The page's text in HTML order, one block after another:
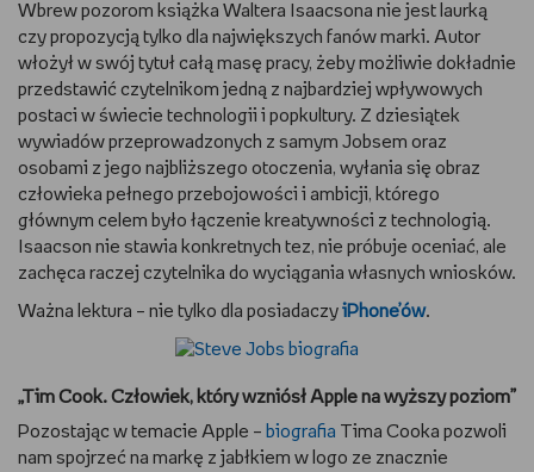
Wbrew pozorom książka Waltera Isaacsona nie jest laurką
czy propozycją tylko dla największych fanów marki. Autor
włożył w swój tytuł całą masę pracy, żeby możliwie dokładnie
przedstawić czytelnikom jedną z najbardziej wpływowych
postaci w świecie technologii i popkultury. Z dziesiątek
wywiadów przeprowadzonych z samym Jobsem oraz
osobami z jego najbliższego otoczenia, wyłania się obraz
człowieka pełnego przebojowości i ambicji, którego
głównym celem było łączenie kreatywności z technologią.
Isaacson nie stawia konkretnych tez, nie próbuje oceniać, ale
zachęca raczej czytelnika do wyciągania własnych wniosków.
Ważna lektura – nie tylko dla posiadaczy iPhone’ów.
„Tim Cook. Człowiek, który wzniósł Apple na wyższy poziom”
Pozostając w temacie Apple – biografia
Tima Cooka pozwoli
nam spojrzeć na markę z jabłkiem w logo ze znacznie